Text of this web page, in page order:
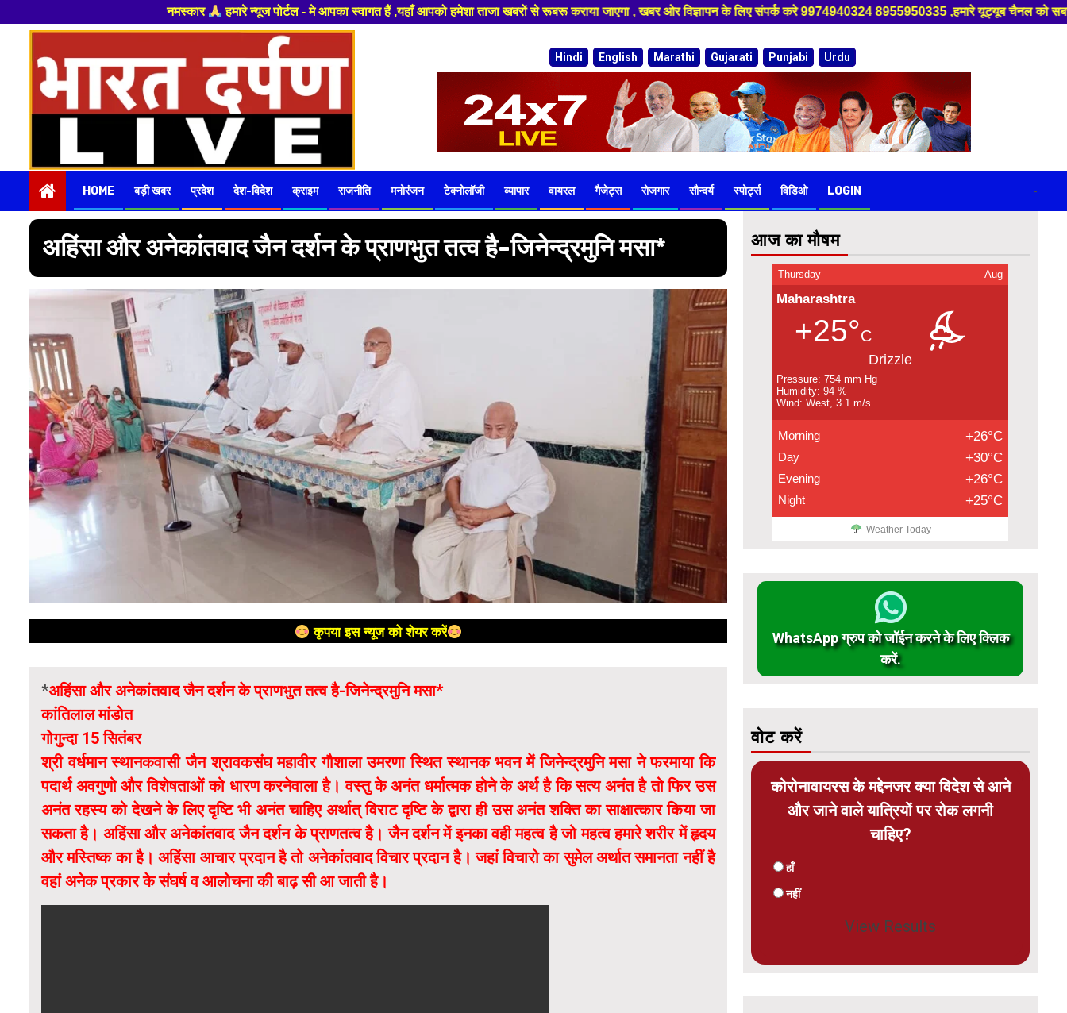
हमारे न्यूज पोर्टल - मे आपका स्वागत हैं ,यहाँ आपको हमेशा ताजा खबरों से रूबरू कराया जाएगा , खबर ओर विज्ञापन के लिए संपर्क करे 9974940324 8955950335 ,हमारे यूट्यूब चैनल को सबस्क्राइब करें, साथ मे हमारे फेसबुक को
content
Hindi English Marathi Gujarati Punjabi Urdu
HOME बड़ी खबर प्रदेश देश-विदेश क्राइम राजनीति मनोरंजन टेक्नोलॉजी व्यापार वायरल गैजेट्स रोजगार सौन्दर्य स्पोर्ट्स विडिओ LOGIN -
अहिंसा और अनेकांतवाद जैन दर्शन के प्राणभुत तत्व है-जिनेन्द्रमुनि मसा*
कृपया इस न्यूज को शेयर करें
*अहिंसा और अनेकांतवाद जैन दर्शन के प्राणभुत तत्व है-जिनेन्द्रमुनि मसा*
कांतिलाल मांडोत
गोगुन्दा 15 सितंबर
श्री वर्धमान स्थानकवासी जैन श्रावकसंघ महावीर गौशाला उमरणा स्थित स्थानक भवन में जिनेन्द्रमुनि मसा ने फरमाया कि
पदार्थ अवगुणो और विशेषताओं को धारण करनेवाला है। वस्तु के अनंत धर्मात्मक होने के अर्थ है कि सत्य अनंत है तो फिर उस
अनंत रहस्य को देखने के लिए दृष्टि भी अनंत चाहिए अर्थात् विराट दृष्टि के द्वारा ही उस अनंत शक्ति का साक्षात्कार किया जा
सकता है। अहिंसा और अनेकांतवाद जैन दर्शन के प्राणतत्व है। जैन दर्शन में इनका वही महत्व है जो महत्व हमारे शरीर में हृदय
और मस्तिष्क का है। अहिंसा आचार प्रदान है तो अनेकांतवाद विचार प्रदान है। जहां विचारो का सुमेल अर्थात समानता नहीं है
वहां अनेक प्रकार के संघर्ष व आलोचना की बाढ़ सी आ जाती है।
आज का मौषम
Thursday Aug
Maharashtra
+25°C
Drizzle
Pressure: 754 mm Hg
Humidity: 94 %
Wind: West, 3.1 m/s
Morning +26°C
Day +30°C
Evening +26°C
Night +25°C
Weather Today
WhatsApp ग्रुप को जॉईन करने के लिए क्लिक
करें.
वोट करें
कोरोनावायरस के मद्देनजर क्या विदेश से आने
और जाने वाले यात्रियों पर रोक लगनी
चाहिए?
हाँ
नहीं
View Results